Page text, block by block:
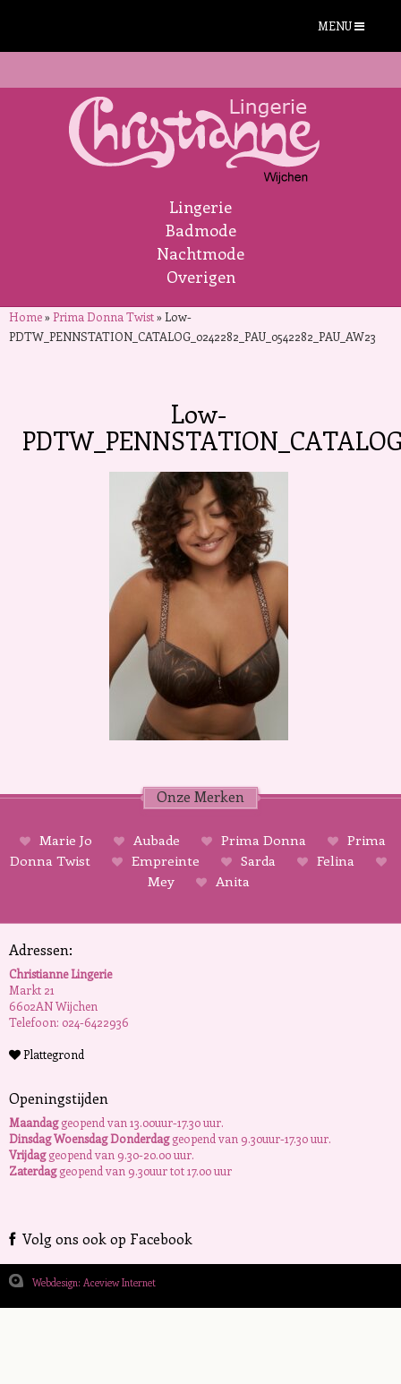
MENU
Lingerie
Badmode
Nachtmode
Overigen
Home»Prima Donna Twist»Low-
PDTW_PENNSTATION_CATALOG_0242282_PAU_0542282_PAU_AW23
Low-
Onze Merken
Marie Jo Aubade Prima Donna
Prima
Donna Twist
Empreinte Sarda
Felina
Mey
Anita
Adressen:
Christianne Lingerie
Markt 21
6602AN Wijchen
Telefoon: 024-6422936
Plattegrond
Openingstijden
Maandaggeopend van 13.00uur-17.30 uur.
Dinsdag Woensdag Donderdaggeopend van 9.30uur-17.30 uur.
Vrijdaggeopend van 9.30-20.00 uur.
Zaterdaggeopend van 9.30uur tot 17.00 uur
Volg ons ook op Facebook
Webdesign: Aceview Internet